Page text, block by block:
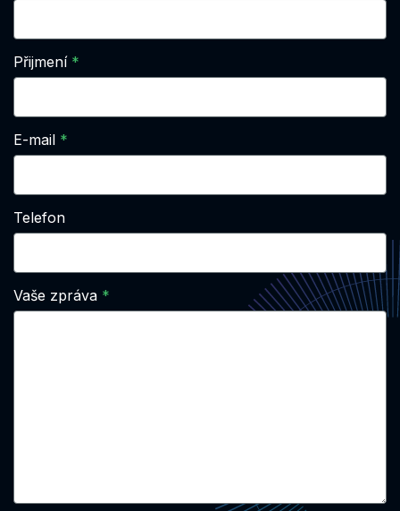
Přijmení
E-mail
Telefon
Vaše zpráva